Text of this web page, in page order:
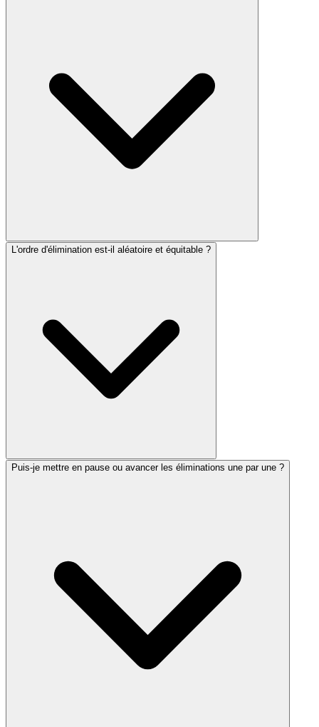
L'ordre d'élimination est-il aléatoire et équitable ?
Puis-je mettre en pause ou avancer les éliminations une par une ?